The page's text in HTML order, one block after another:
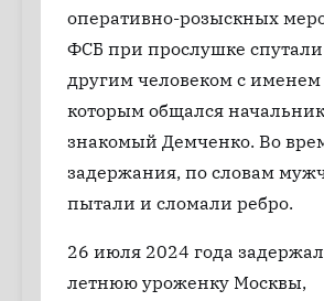
оперативно-розыскных
ФСБ при прослушке спутали
другим человеком с именем
которым общался
знакомый Демченко. Во
задержания, по словам
пытали и сломали ребро.
26 июля 2024 года
летнюю уроженку Москвы,